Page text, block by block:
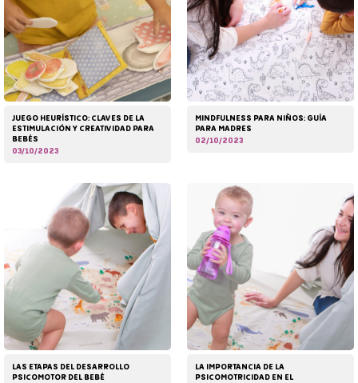
JUEGO HEURÍSTICO: CLAVES DE LA
ESTIMULACIÓN Y CREATIVIDAD PARA
BEBÉS
03/10/2023
MINDFULNESS PARA NIÑOS: GUÍA
PARA MADRES
02/10/2023
LAS ETAPAS DEL DESARROLLO
PSICOMOTOR DEL BEBÉ
LA IMPORTANCIA DE LA
PSICOMOTRICIDAD EN EL